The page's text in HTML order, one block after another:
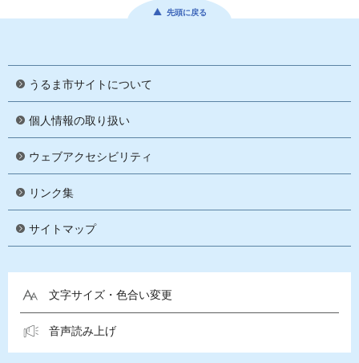
先頭に戻る
うるま市サイトについて
個人情報の取り扱い
ウェブアクセシビリティ
リンク集
サイトマップ
文字サイズ・色合い変更
音声読み上げ